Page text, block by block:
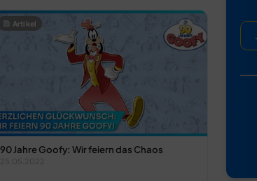
Artikel
90 Jahre Goofy: Wir feiern das Chaos
25.05.2022